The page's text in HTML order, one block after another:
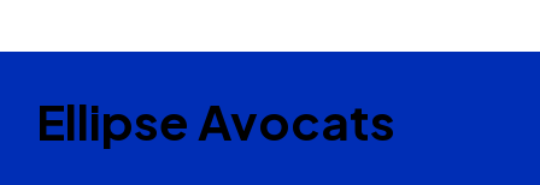
Ellipse Avocats